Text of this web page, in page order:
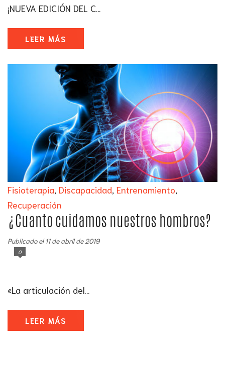
¡NUEVA EDICIÓN DEL C...
LEER MÁS
Fisioterapia, Discapacidad, Entrenamiento,
Recuperación
¿Cuanto cuidamos nuestros hombros?
Publicado el 11 de abril de 2019
0
«La articulación del...
LEER MÁS